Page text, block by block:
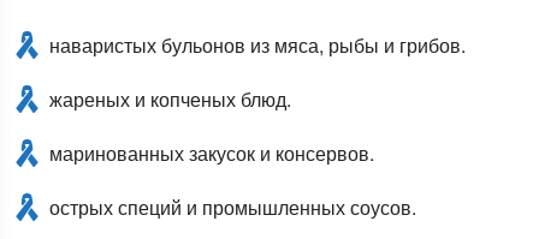
наваристых бульонов из мяса, рыбы и грибов.
жареных и копченых блюд.
маринованных закусок и консервов.
острых специй и промышленных соусов.